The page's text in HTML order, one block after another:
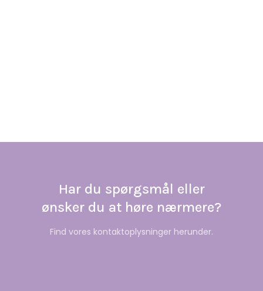
Har du spørgsmål eller
​ønsker du at høre nærmere?
Find vores kontaktoplysninger herunder.